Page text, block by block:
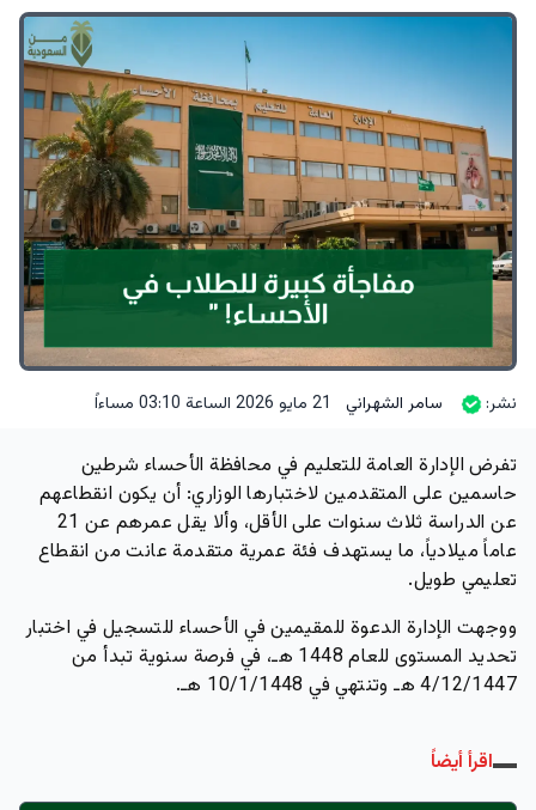
نشر: سامر الشهراني 21 مايو 2026 الساعة 03:10 مساءاً
تفرض الإدارة العامة للتعليم في محافظة الأحساء شرطين
حاسمين على المتقدمين لاختبارها الوزاري: أن يكون انقطاعهم
عن الدراسة ثلاث سنوات على الأقل، وألا يقل عمرهم عن 21
عاماً ميلادياً، ما يستهدف فئة عمرية متقدمة عانت من انقطاع
تعليمي طويل.
ووجهت الإدارة الدعوة للمقيمين في الأحساء للتسجيل في اختبار
تحديد المستوى للعام 1448 هـ، في فرصة سنوية تبدأ من
4/12/1447 هـ وتنتهي في 10/1/1448 هـ.
اقرأ أيضاً